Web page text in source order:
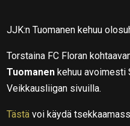
JJK:n Tuomanen kehuu
Torstaina FC Floran
Tuomanenkehuu avoimesti
Veikkausliigan sivuilla.
Tästä voi käydä